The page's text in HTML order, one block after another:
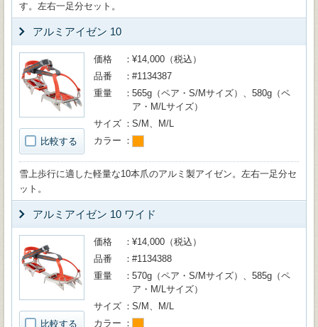
す。左右一足分セット。
アルミアイゼン 10
比較する
価格
¥14,000（税込）
品番
#1134387
重量
565g（ペア・S/Mサイズ）、580g（ペ
ア・M/Lサイズ）
サイズ
S/M、M/L
カラー
雪上歩行に適した軽量な10本爪のアルミ製アイゼン。左右一足分セ
ット。
アルミアイゼン 10 ワイド
比較する
価格
¥14,000（税込）
品番
#1134388
重量
570g（ペア・S/Mサイズ）、585g（ペ
ア・M/Lサイズ）
サイズ
S/M、M/L
カラー